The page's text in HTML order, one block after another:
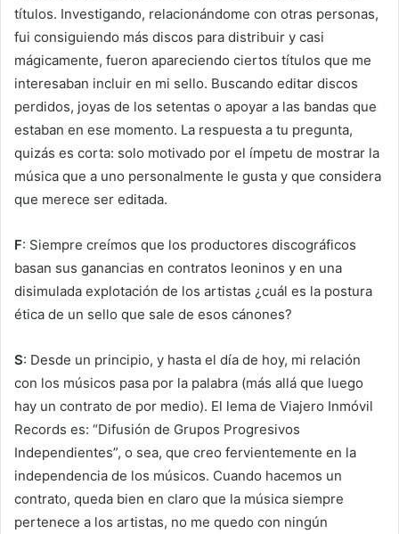
títulos. Investigando, relacionándome con otras personas,
fui consiguiendo más discos para distribuir y casi
mágicamente, fueron apareciendo ciertos títulos que me
interesaban incluir en mi sello. Buscando editar discos
perdidos, joyas de los setentas o apoyar a las bandas que
estaban en ese momento. La respuesta a tu pregunta,
quizás es corta: solo motivado por el ímpetu de mostrar la
música que a uno personalmente le gusta y que considera
que merece ser editada.
F: Siempre creímos que los productores discográficos
basan sus ganancias en contratos leoninos y en una
disimulada explotación de los artistas ¿cuál es la postura
ética de un sello que sale de esos cánones?
S: Desde un principio, y hasta el día de hoy, mi relación
con los músicos pasa por la palabra (más allá que luego
hay un contrato de por medio). El lema de Viajero Inmóvil
Records es: “Difusión de Grupos Progresivos
Independientes”, o sea, que creo fervientemente en la
independencia de los músicos. Cuando hacemos un
contrato, queda bien en claro que la música siempre
pertenece a los artistas, no me quedo con ningún